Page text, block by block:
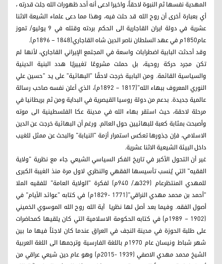
المهدية نفسها ثم النبوة لاحقاً، واخيرا ادعى أنه أحد ظهورات الله جلت قدرته ،
أي بعبارة أخرى أن روح الله قد حلت فيه، وهذا مما دعى علماء الشيعة الاثنا
عشرية في دولة ايران القاجارية الى الحكم بردته وقتله في 9 يوليو/ تموز
عام1850م في عهد السلطان ناصر الدين شاه القاجاري(1848 – 1896م).
وقد أحدثت البابية اضطرابات واسعة في المجتمع الإيراني القاجاري، لأنها لم
تكن مجرد حركة روحية، بل حملت مشروعًا تغييريًا هدد البنية الدينية
والسياسية القائمة. ومن البابية خرجت لاحقًا "البهائية" على يد "حسين علي
النوري المعروف ببهاء الله"(1817 – 1892م)، الذي أعلن نفسه صاحب رسالة
عالمية جديدة. بدعم من دولة روسيا القيصرية في البداية ومن ثم بريطانيا في
مرحلة لاحقة، حيث استقر بهاء الله في مدينة عكا الفلسطينية الى موته
وأصبحت بمثابة كعبة للبهائيين حول العالم. ورغم أن البهائية خرجت عن الدين
الاسلامي، فإن جذورها تعكس استمرار أزمة "النيابة" والبحث عن ممثل للغيب
داخل البيئة الشيعية الاثنا عشرية.
غير أن التحول الأكبر في تاريخ الفكر السياسي الشيعي جاء مع نظرية "ولاية
الفقيه" التي يُنسب تأسيسها الفقهي والنظري لاول مرة منذ الغيبة الكبرى
للمهدي المنتظرعام (329هـ/ 940م) لفكرة "الولاية العامة" للفقيه الملا
"أحمد بن محمد مهدي النراقي"(1771 -1829م) في كتابه "عوائد الأيام" في
أصول الفقه. وفيما بعد أصل لها نظريا آية الله روح الله الموسوي الخميني
(1902 – 1989م) في كتابه الحكومة الاسلامية التي كان يلقيها كمحاضرات
على طلبة الحوزة في مدينة النجف في العراق عندما كان لاجئاً فيها ما بين
شهر شباط ونيسان عام 1970م باللغة الفارسية وترجمها الى اللغة العربية
الشيخ محمد مهدي الاصفي (1939 -2015م) وهو عام دين شيعي عراقي من